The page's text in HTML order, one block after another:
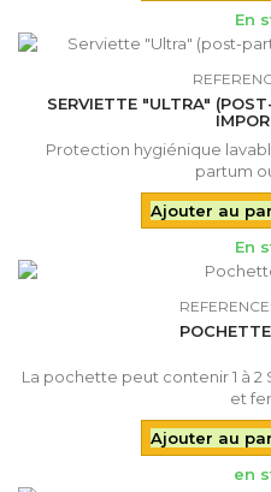
En
SERVIETTE "ULTRA"
Protection hygiénique
partum
Ajouter au
En
REFERENCE:
La pochette peut contenir 1 à 2
et
Ajouter au
en